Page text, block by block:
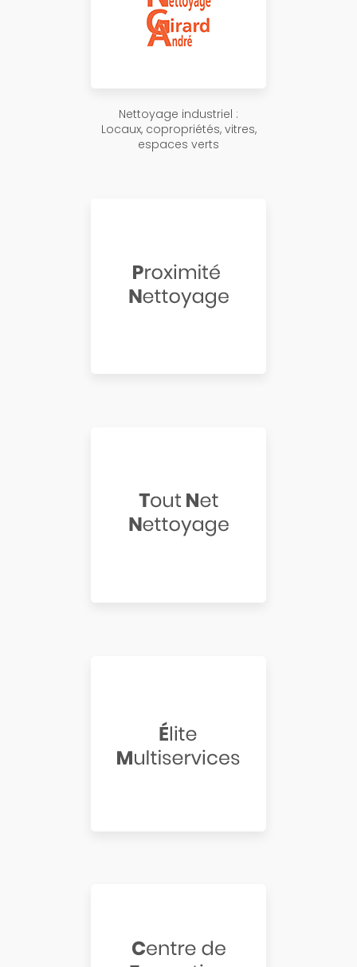
Nettoyage industriel :
Locaux, copropriétés, vitres,
espaces verts